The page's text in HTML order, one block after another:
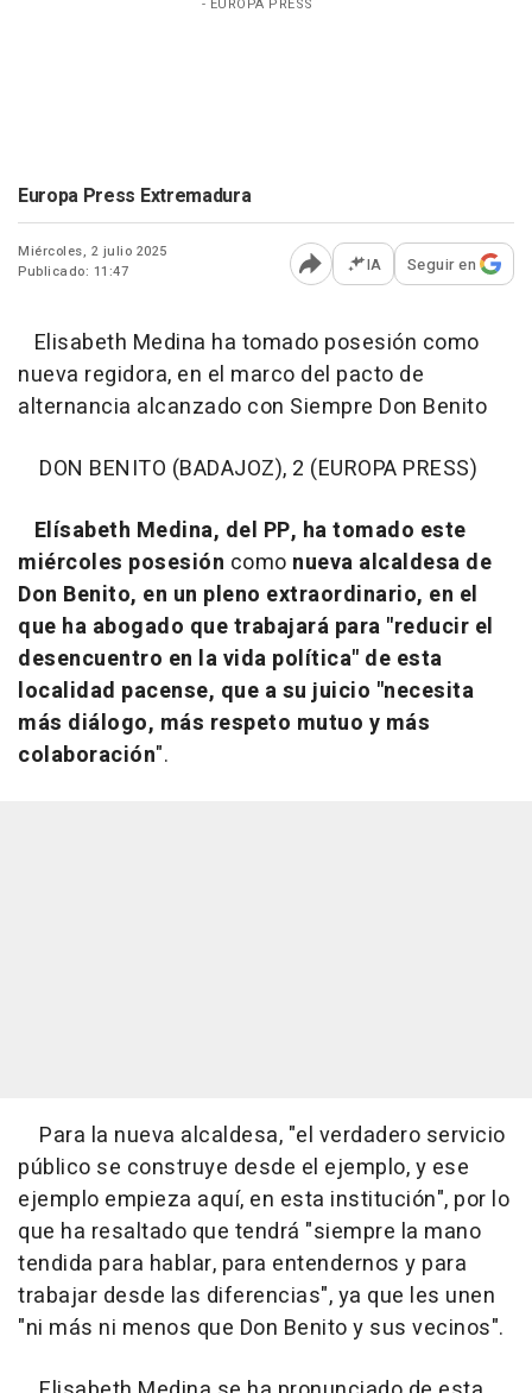
- EUROPA PRESS
Europa Press Extremadura
Miércoles, 2 julio 2025
Publicado: 11:47
Abrir opciones para
IA Seguir en
Elisabeth Medina ha tomado posesión como
nueva regidora, en el marco del pacto de
alternancia alcanzado con Siempre Don Benito
DON BENITO (BADAJOZ), 2 (EUROPA PRESS)
Elísabeth Medina, del PP, ha tomado este
miércoles posesión como nueva alcaldesa de
Don Benito, en un pleno extraordinario, en el
que ha abogado que trabajará para "reducir el
desencuentro en la vida política" de esta
localidad pacense, que a su juicio "necesita
más diálogo, más respeto mutuo y más
colaboración".
Para la nueva alcaldesa, "el verdadero servicio
público se construye desde el ejemplo, y ese
ejemplo empieza aquí, en esta institución", por lo
que ha resaltado que tendrá "siempre la mano
tendida para hablar, para entendernos y para
trabajar desde las diferencias", ya que les unen
"ni más ni menos que Don Benito y sus vecinos".